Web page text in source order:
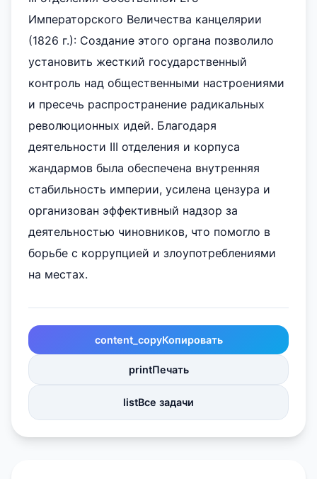
Императорского Величества канцелярии
(1826 г.): Создание этого органа позволило
установить жесткий государственный
контроль над общественными настроениями
и пресечь распространение радикальных
революционных идей. Благодаря
деятельности III отделения и корпуса
жандармов была обеспечена внутренняя
стабильность империи, усилена цензура и
организован эффективный надзор за
деятельностью чиновников, что помогло в
борьбе с коррупцией и злоупотреблениями
на местах.
content_copyКопировать
printПечать
listВсе задачи